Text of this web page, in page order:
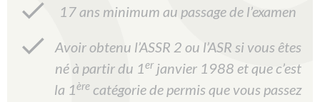
17 ans minimum au passage de l’examen
Avoir obtenu l’ASSR 2 ou l’ASR si vous êtes
né à partir du 1erjanvier 1988 et que c’est
la 1èrecatégorie de permis que vous passez